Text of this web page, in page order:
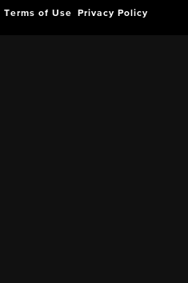
Terms of Use Privacy Policy